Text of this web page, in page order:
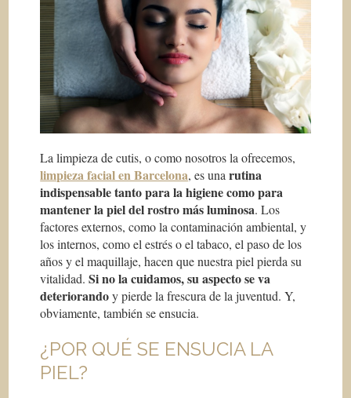
La limpieza de cutis, o como nosotros la ofrecemos,
limpieza facial en Barcelona, es unarutina
indispensable tanto para la higiene como para
mantener la piel del rostro más luminosa. Los
factores externos, como la contaminación ambiental, y
los internos, como el estrés o el tabaco, el paso de los
años y el maquillaje, hacen que nuestra piel pierda su
vitalidad.Si no la cuidamos, su aspecto se va
deteriorandoy pierde la frescura de la juventud. Y,
obviamente, también se ensucia.
¿POR QUÉ SE ENSUCIA LA
PIEL?